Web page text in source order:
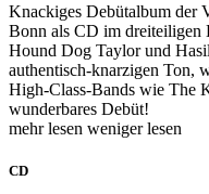
Knackiges Debütalbum der
Bonn als CD im
Hound Dog Taylor und
authentisch-knarzigen Ton,
High-Class-Bands wie The
wunderbares Debüt!
mehr lesen weniger lesen
CD